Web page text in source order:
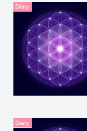
Diary
Diary